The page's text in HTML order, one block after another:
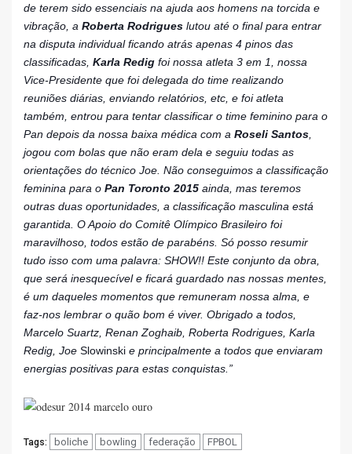
de terem sido essenciais na ajuda aos homens na torcida e
vibração, a Roberta Rodrigues lutou até o final para entrar
na disputa individual ficando atrás apenas 4 pinos das
classificadas, Karla Redig foi nossa atleta 3 em 1, nossa
Vice-Presidente que foi delegada do time realizando
reuniões diárias, enviando relatórios, etc, e foi atleta
também, entrou para tentar classificar o time feminino para o
Pan depois da nossa baixa médica com a Roseli Santos
jogou com bolas que não eram dela e seguiu todas as
orientações do técnico Joe. Não conseguimos a classificação
feminina para o Pan Toronto 2015 ainda, mas teremos
outras duas oportunidades, a classificação masculina está
garantida. O Apoio do Comitê Olímpico Brasileiro foi
maravilhoso, todos estão de parabéns. Só posso resumir
tudo isso com uma palavra: SHOW!! Este conjunto da obra,
que será inesquecível e ficará guardado nas nossas mentes,
é um daqueles momentos que remuneram nossa alma, e
faz-nos lembrar o quão bom é viver. Obrigado a todos,
Marcelo Suartz, Renan Zoghaib, Roberta Rodrigues, Karla
Redig, Joe Slowinski e principalmente a todos que enviaram
energias positivas para estas conquistas.”
Tags: boliche bowling federação FPBOL